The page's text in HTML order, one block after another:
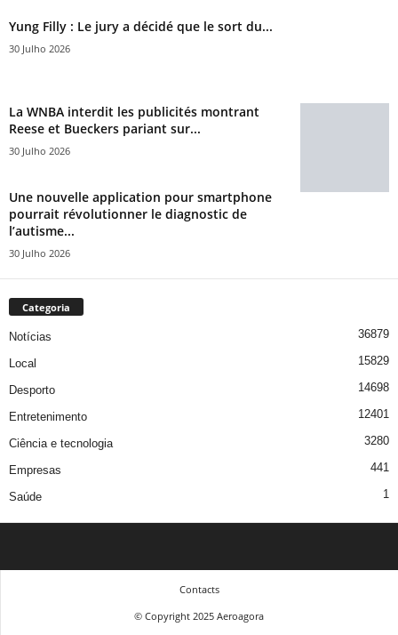
Yung Filly : Le jury a décidé que le sort du...
30 Julho 2026
La WNBA interdit les publicités montrant
Reese et Bueckers pariant sur...
30 Julho 2026
Une nouvelle application pour smartphone
pourrait révolutionner le diagnostic de
l’autisme...
30 Julho 2026
Categoria
Notícias 36879
Local 15829
Desporto 14698
Entretenimento 12401
Ciência e tecnologia 3280
Empresas 441
Saúde 1
Contacts
© Copyright 2025 Aeroagora